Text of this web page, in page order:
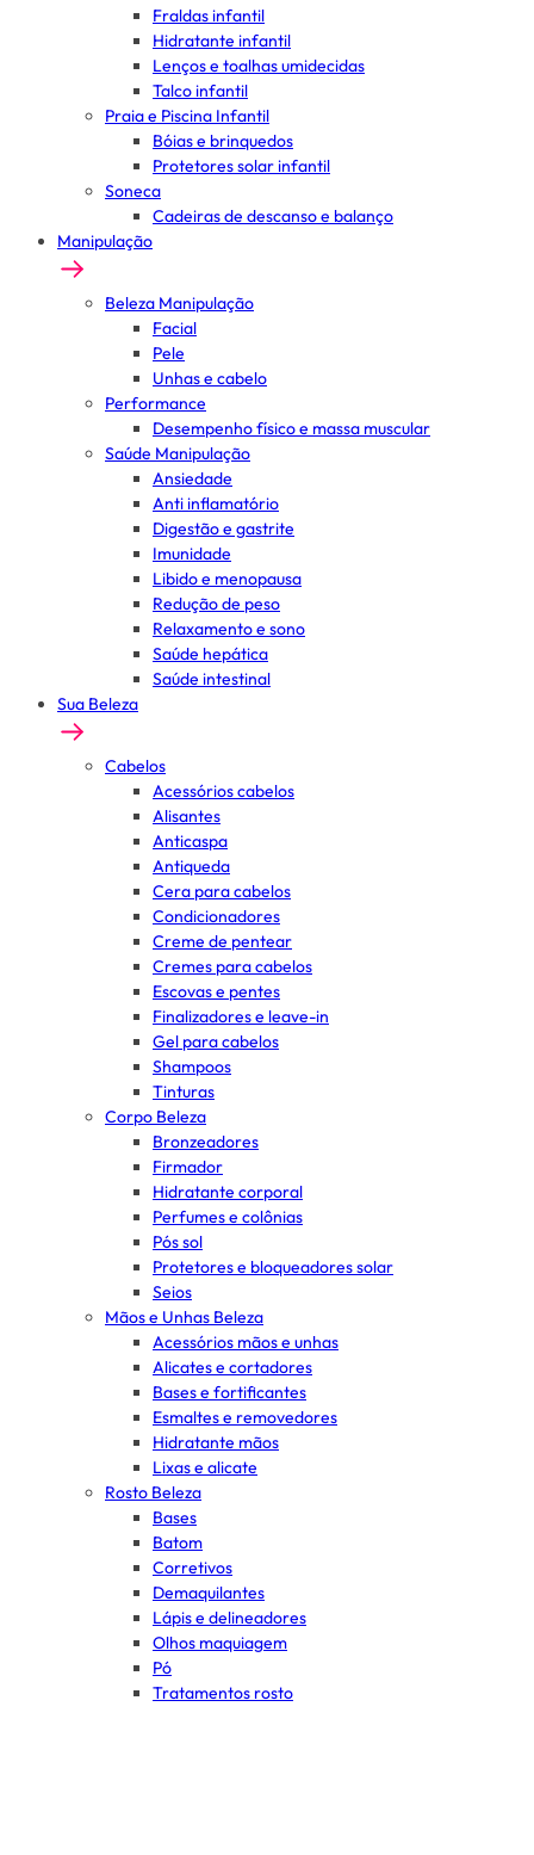
Fraldas infantil
Hidratante infantil
Lenços e toalhas umidecidas
Talco infantil
Praia e Piscina Infantil
Bóias e brinquedos
Protetores solar infantil
Soneca
Cadeiras de descanso e balanço
Manipulação
Beleza Manipulação
Facial
Pele
Unhas e cabelo
Performance
Desempenho físico e massa muscular
Saúde Manipulação
Ansiedade
Anti inflamatório
Digestão e gastrite
Imunidade
Libido e menopausa
Redução de peso
Relaxamento e sono
Saúde hepática
Saúde intestinal
Sua Beleza
Cabelos
Acessórios cabelos
Alisantes
Anticaspa
Antiqueda
Cera para cabelos
Condicionadores
Creme de pentear
Cremes para cabelos
Escovas e pentes
Finalizadores e leave-in
Gel para cabelos
Shampoos
Tinturas
Corpo Beleza
Bronzeadores
Firmador
Hidratante corporal
Perfumes e colônias
Pós sol
Protetores e bloqueadores solar
Seios
Mãos e Unhas Beleza
Acessórios mãos e unhas
Alicates e cortadores
Bases e fortificantes
Esmaltes e removedores
Hidratante mãos
Lixas e alicate
Rosto Beleza
Bases
Batom
Corretivos
Demaquilantes
Lápis e delineadores
Olhos maquiagem
Pó
Tratamentos rosto